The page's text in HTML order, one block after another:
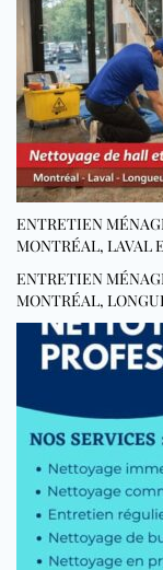
ENTRETIEN
MONTRÉAL, LAVAL
ENTRETIEN
MONTRÉAL,